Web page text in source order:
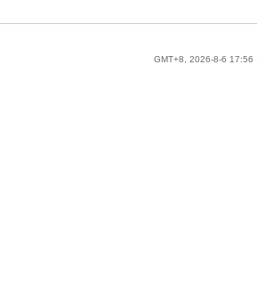
GMT+8, 2026-8-6 17:56